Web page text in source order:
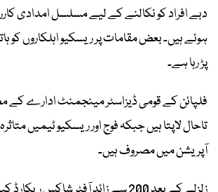
دبے افراد کو نکالنے کے لیے مسلسل امدادی
ہوئے ہیں۔ بعض مقامات پر ریسکیو اہلکاروں کو
پڑ رہا ہے۔
فلپائن کے قومی ڈیزاسٹر مینجمنٹ ادارے کے
تاحال لاپتا ہیں جبکہ فوج اور ریسکیو ٹیمیں
آپریشن میں مصروف ہیں۔